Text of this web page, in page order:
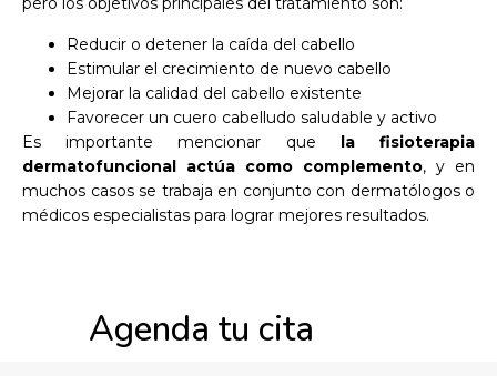
Reducir o detener la caída del cabello
Estimular el crecimiento de nuevo cabello
Mejorar la calidad del cabello existente
Favorecer un cuero cabelludo saludable y activo
Es importante mencionar que la fisioterapia
dermatofuncional actúa como complemento, y en
muchos casos se trabaja en conjunto con dermatólogos o
médicos especialistas para lograr mejores resultados.
Agenda tu cita